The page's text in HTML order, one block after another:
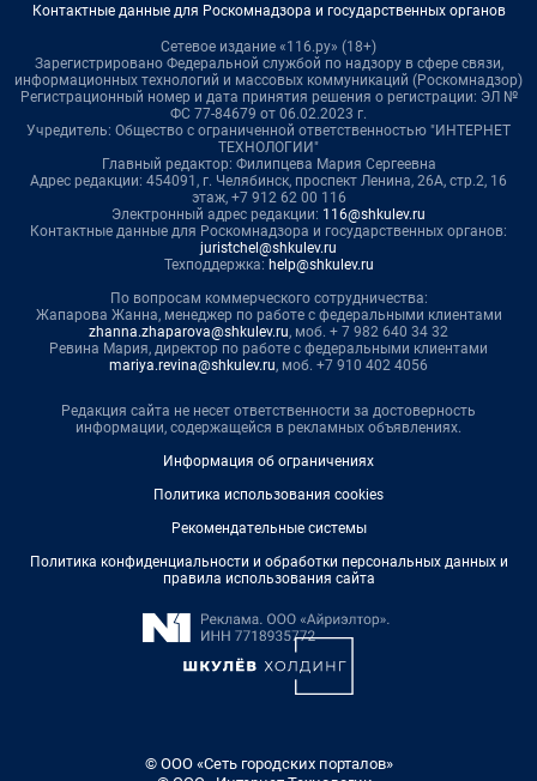
Контактные данные для Роскомнадзора и государственных органов
Сетевое издание «116.ру» (18+)
Зарегистрировано Федеральной службой по надзору в сфере связи,
информационных технологий и массовых коммуникаций (Роскомнадзор)
Регистрационный номер и дата принятия решения о регистрации: ЭЛ №
ФС 77-84679 от 06.02.2023 г.
Учредитель: Общество с ограниченной ответственностью "ИНТЕРНЕТ
ТЕХНОЛОГИИ"
Главный редактор: Филипцева Мария Сергеевна
Адрес редакции: 454091, г. Челябинск, проспект Ленина, 26А, стр.2, 16
этаж, +7 912 62 00 116
Электронный адрес редакции: 116@shkulev.ru
Контактные данные для Роскомнадзора и государственных органов:
juristchel@shkulev.ru
Техподдержка: help@shkulev.ru
По вопросам коммерческого сотрудничества:
Жапарова Жанна, менеджер по работе с федеральными клиентами
zhanna.zhaparova@shkulev.ru, моб. + 7 982 640 34 32
Ревина Мария, директор по работе с федеральными клиентами
mariya.revina@shkulev.ru, моб. +7 910 402 4056
Редакция сайта не несет ответственности за достоверность
информации, содержащейся в рекламных объявлениях.
Информация об ограничениях
Политика использования cookies
Рекомендательные системы
Политика конфиденциальности и обработки персональных данных и
правила использования сайта
© ООО «Сеть городских порталов»